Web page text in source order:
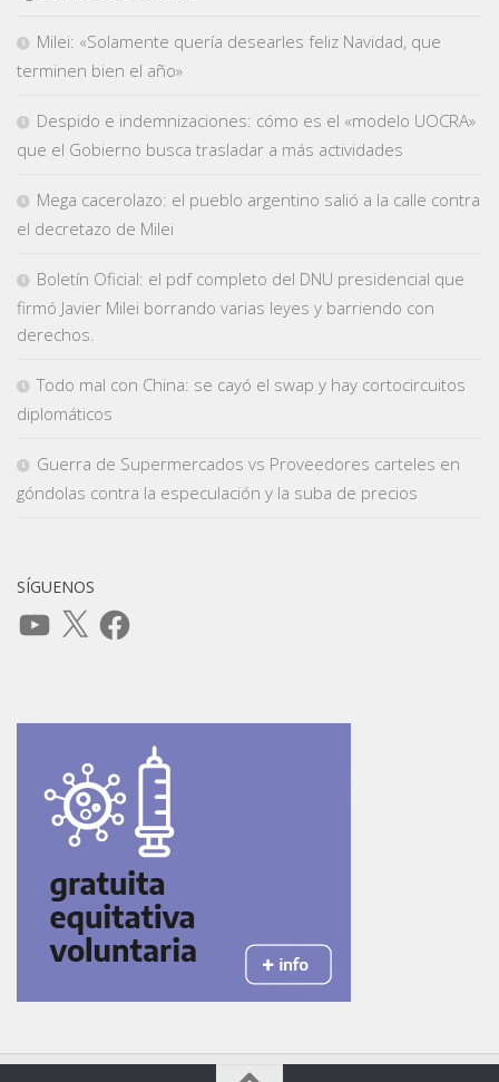
Milei: «Solamente quería desearles feliz Navidad, que
terminen bien el año»
Despido e indemnizaciones: cómo es el «modelo UOCRA»
que el Gobierno busca trasladar a más actividades
Mega cacerolazo: el pueblo argentino salió a la calle contra
el decretazo de Milei
Boletín Oficial: el pdf completo del DNU presidencial que
firmó Javier Milei borrando varias leyes y barriendo con
derechos.
Todo mal con China: se cayó el swap y hay cortocircuitos
diplomáticos
Guerra de Supermercados vs Proveedores carteles en
góndolas contra la especulación y la suba de precios
SÍGUENOS
YouTube
X Facebook